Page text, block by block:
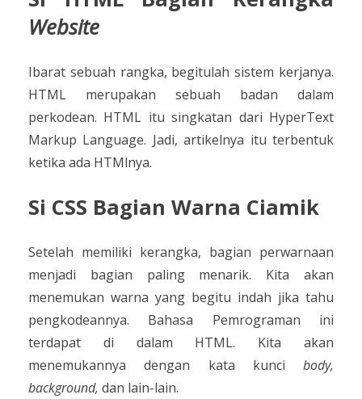
Website
Ibarat sebuah rangka, begitulah sistem kerjanya.
HTML merupakan sebuah badan dalam
perkodean. HTML itu singkatan dari HyperText
Markup Language. Jadi, artikelnya itu terbentuk
ketika ada HTMlnya.
Si CSS Bagian Warna Ciamik
Setelah memiliki kerangka, bagian perwarnaan
menjadi bagian paling menarik. Kita akan
menemukan warna yang begitu indah jika tahu
pengkodeannya. Bahasa Pemrograman ini
terdapat di dalam HTML. Kita akan
menemukannya dengan kata kunci body,
background, dan lain-lain.